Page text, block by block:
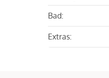
Bad:
Extras: